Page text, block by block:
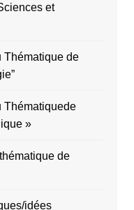
et
Thématique de
Thématiquede
»
de
idées